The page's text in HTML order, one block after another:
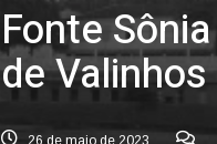
Fonte
de Valinhos
26 de maio de 2023